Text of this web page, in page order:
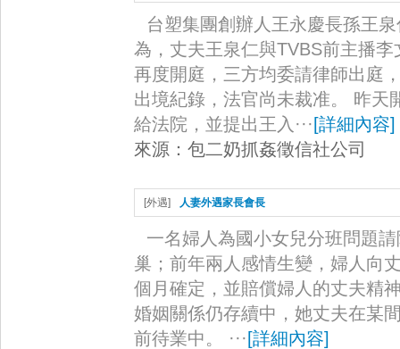
台塑集團創辦人王永慶長孫王
為，丈夫王泉仁與TVBS前主播
再度開庭，三方均委請律師出庭
出境紀錄，法官尚未裁准。 昨天
給法院，並提出王入··· [詳細內容]
來源： 包二奶抓姦徵信社公司
[外遇] 人妻外遇家長會長
一名婦人為國小女兒分班問題
巢；前年兩人感情生變，婦人向
個月確定，並賠償婦人的丈夫精
婚姻關係仍存續中，她丈夫在某
前待業中。 ··· [詳細內容]